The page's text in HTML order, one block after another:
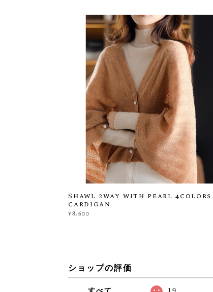
Shawl 2way with pearl 4colors
cardigan
¥8,600
ショップの評価